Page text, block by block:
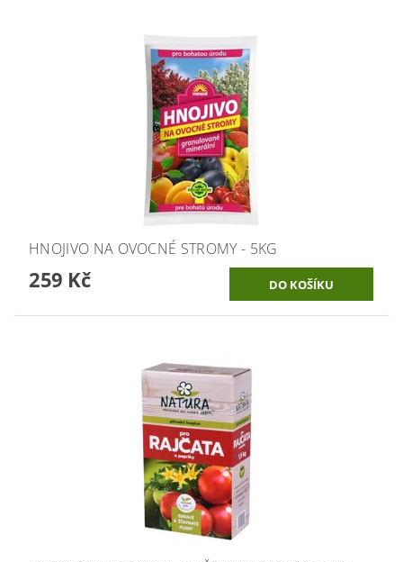
HNOJIVO NA OVOCNÉ STROMY - 5KG
259 Kč